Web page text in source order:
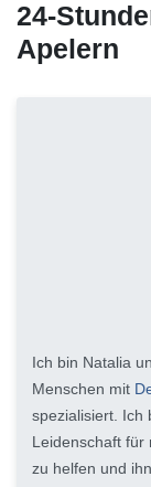
24-
Apelern
Ich bin Natalia
Menschen mit
spezialisiert. Ich
Leidenschaft für
zu helfen und